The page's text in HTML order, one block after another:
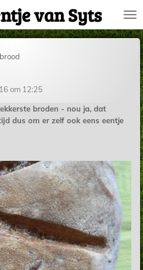
van Syts
om 12:25
broden - nou ja, dat
dus om er zelf ook eens eentje